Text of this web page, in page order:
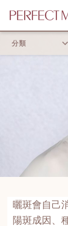
分類
曬斑會自己
陽斑成因、